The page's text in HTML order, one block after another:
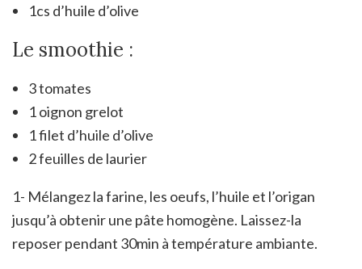
1cs d’huile d’olive
Le smoothie :
3 tomates
1 oignon grelot
1 filet d’huile d’olive
2 feuilles de laurier
1- Mélangez la farine, les oeufs, l’huile et l’origan
jusqu’à obtenir une pâte homogène. Laissez-la
reposer pendant 30min à température ambiante.